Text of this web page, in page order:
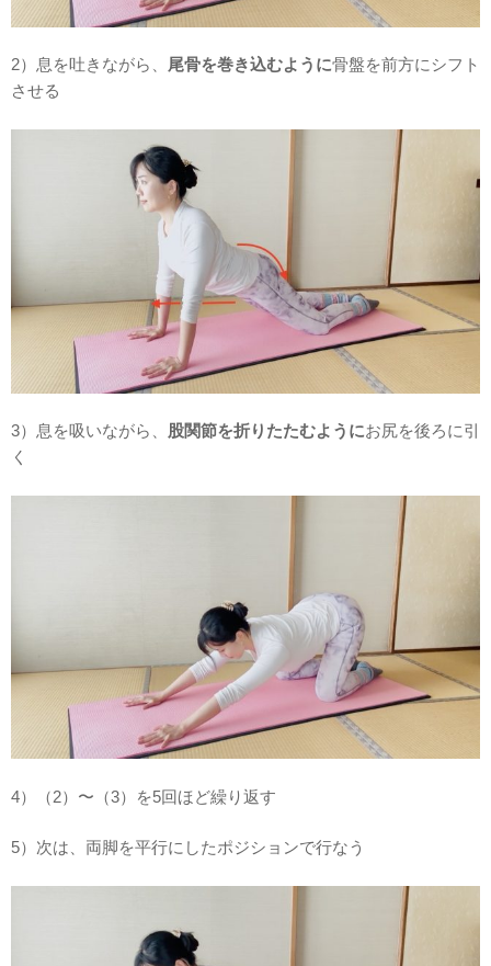
2）息を吐きながら、 尾骨を巻き込むように骨盤を前方にシフト
させる
3）息を吸いながら、 股関節を折りたたむようにお尻を後ろに引
く
4）（2）〜（3）を5回ほど繰り返す
5）次は、両脚を平行にしたポジションで行なう